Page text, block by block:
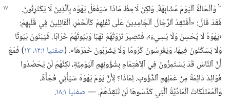
١٠وَٱلْحَالَةُ ٱلْيَوْمَ مُشَابِهَةٌ.‏ وَلكِنْ لَاحِظْ مَاذَا سَيَفْعَلُ يَهْوَه بِٱلَّذِينَ لَا يَكْتَرِثُونَ.‏
فَقَدْ قَالَ:‏ «أَفْتَقِدُ ٱلرِّجَالَ ٱلْجَامِدِينَ عَلَى ثُفْلِهِمْ كَٱلْخَمْرِ،‏ ٱلْقَائِلِينَ فِي قَلْبِهِمْ:‏
‹يَهْوَهُ لَا يُحْسِنُ وَلَا يُسِيءُ›،‏ فَتَصِيرُ ثَرْوَتُهُمْ نَهْبًا وَبُيُوتُهُمْ خَرَابًا.‏ فَيَبْنُونَ بُيُوتًا
وَلَا يَسْكُنُونَ فِيهَا،‏ وَيَغْرِسُونَ كُرُومًا وَلَا يَشْرَبُونَ خَمْرَهَا».‏ (‏صفنيا ١:‏١٢،‏ ١٣
‏)‏ فَمَعَ
أَنَّ ٱلنَّاسَ قَدْ يَسْتَمِرُّونَ فِي ٱلِٱهْتِمَامِ بِشُؤُونِهِمِ ٱلْيَوْمِيَّةِ،‏ لكِنَّهُمْ لَنْ يَحْصُدُوا
فَوَائِدَ دَائِمَةً مِنْ عَمَلِهِمِ ٱلدَّؤُوبِ.‏ لِمَاذَا؟‏ لِأَنَّ يَوْمَ يَهْوَهَ سَيَأْتِي فَجْأَةً،‏
وَٱلْمُمْتَلَكَاتُ ٱلْمَادِّيَّةُ ٱلَّتِي كَدَّسُوهَا لَنْ تُنْقِذَهُمْ.‏ —‏صفنيا ١:‏١٨
‏.‏